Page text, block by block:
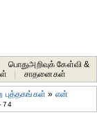
பொதுஅறிவுக் கேள்வி &
சாதனைகள்‎
புத்தகங்கள் » என்
74